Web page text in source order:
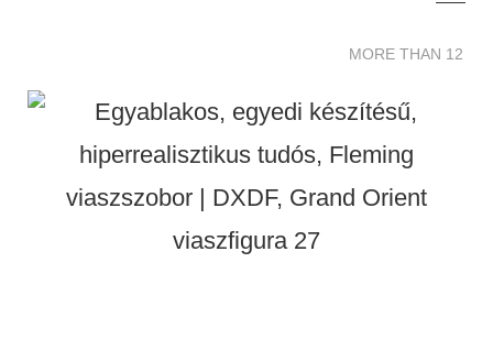
MORE THAN 12